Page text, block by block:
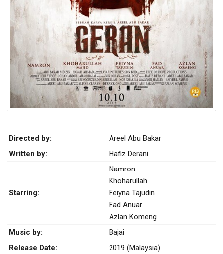
Directed by:
Areel Abu Bakar
Written by:
Hafiz Derani
Starring:
Namron
Khoharullah
Feiyna Tajudin
Fad Anuar
Azlan Komeng
Music by:
Bajai
Release Date:
2019 (Malaysia)